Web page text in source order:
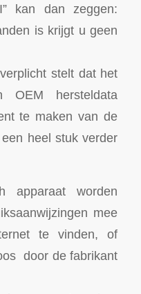
kan dan zeggen:
is krijgt u geen
stelt dat het
OEM hersteldata
te maken van de
heel stuk verder
apparaat worden
mee
te vinden, of
door de fabrikant